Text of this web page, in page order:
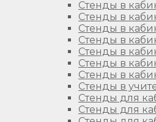
Стенды в
Стенды в
Стенды в
Стенды в
Стенды в
Стенды в
Стенды в
Стенды в
Стенды для
Стенды для